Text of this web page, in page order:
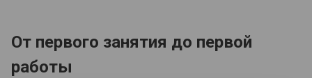
От первого занятия до первой
работы